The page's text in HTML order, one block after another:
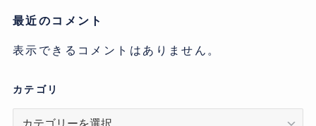
最近のコメント
表示できるコメントはありません。
カテゴリ